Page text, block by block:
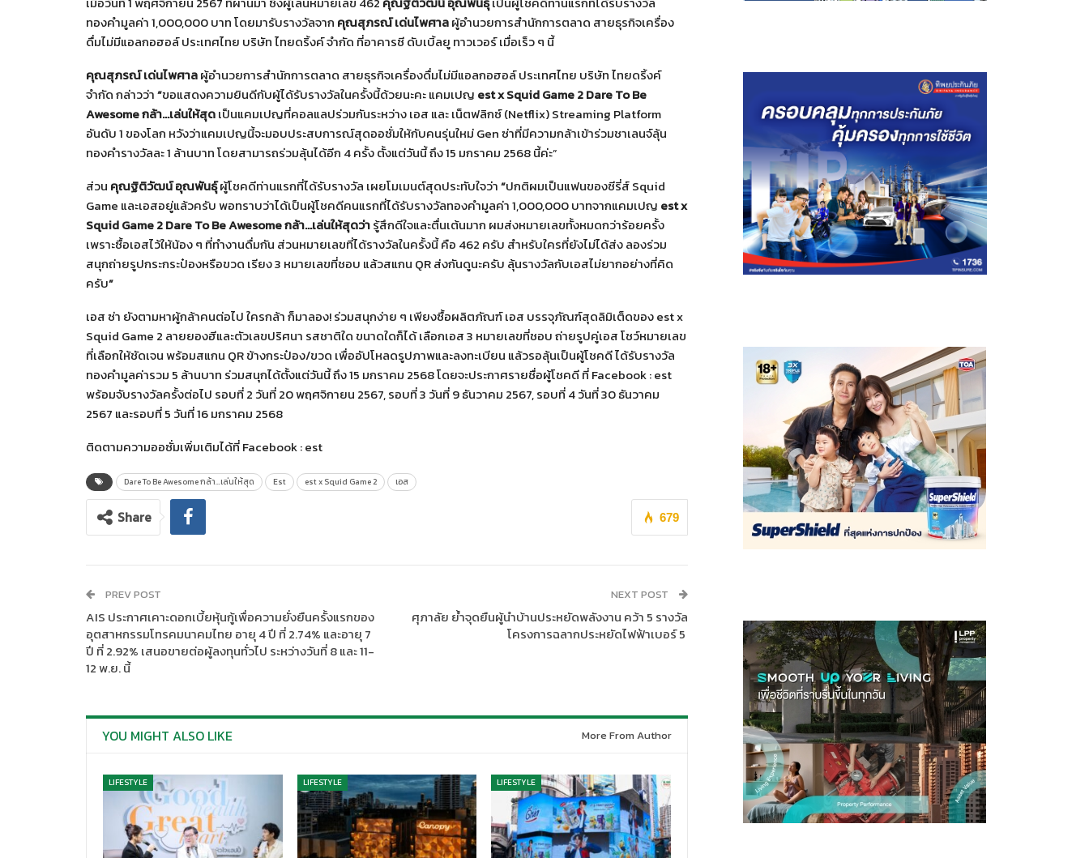
ทองคำมูลค่า 1,000,000 บาท โดยมารับรางวัลจาก คุณสุภรณ์ เด่นไพศาลผู้อำนวยการสำนักการตลาด สายธุรกิจเครื่อง
ดื่มไม่มีแอลกอฮอล์ ประเทศไทย บริษัท ไทยดริ้งค์ จำกัด ที่อาคารซี ดับเบิ้ลยู ทาวเวอร์ เมื่อเร็ว ๆ นี้
คุณสุภรณ์ เด่นไพศาลผู้อำนวยการสำนักการตลาด สายธุรกิจเครื่องดื่มไม่มีแอลกอฮอล์ ประเทศไทย บริษัท ไทยดริ้งค์
จำกัด กล่าวว่า“ขอแสดงความยินดีกับผู้ได้รับรางวัลในครั้งนี้ด้วยนะคะ แคมเปญ est x Squid Game 2 Dare To Be
Awesome กล้า…เล่นให้สุดเป็นแคมเปญที่คอลแลปร่วมกันระหว่าง เอส และ เน็ตฟลิกซ์ (Netflix) Streaming Platform
อันดับ 1 ของโลก หวังว่าแคมเปญนี้จะมอบประสบการณ์สุดออซั่มให้กับคนรุ่นใหม่ Gen ซ่าที่มีความกล้าเข้าร่วมชาเลนจ์ลุ้น
ทองคำรางวัลละ 1 ล้านบาท โดยสามารถร่วมลุ้นได้อีก 4 ครั้ง ตั้งแต่วันนี้ ถึง 15 มกราคม 2568 นี้ค่ะ”
ส่วน คุณฐิติวัฒน์ อุณพันธุ์ผู้โชคดีท่านแรกที่ได้รับรางวัล เผยโมเมนต์สุดประทับใจว่า“ปกติผมเป็นแฟนของซีรี่ส์ Squid
Game และเอสอยู่แล้วครับ พอทราบว่าได้เป็นผู้โชคดีคนแรกที่ได้รับรางวัลทองคำมูลค่า 1,000,000 บาทจากแคมเปญ est x
Squid Game 2 Dare To Be Awesome กล้า…เล่นให้สุดว่ารู้สึกดีใจและตื่นเต้นมาก ผมส่งหมายเลขทั้งหมดกว่าร้อยครั้ง
เพราะซื้อเอสไว้ให้น้อง ๆ ที่ทำงานดื่มกัน ส่วนหมายเลขที่ได้รางวัลในครั้งนี้ คือ 462 ครับ สำหรับใครที่ยังไม่ได้ส่ง ลองร่วม
สนุกถ่ายรูปกระกระป๋องหรือขวด เรียง 3 หมายเลขที่ชอบ แล้วสแกน QR ส่งกันดูนะครับ ลุ้นรางวัลกับเอสไม่ยากอย่างที่คิด
ครับ”
เอส ซ่า ยังตามหาผู้กล้าคนต่อไป ใครกล้า ก็มาลอง! ร่วมสนุกง่าย ๆ เพียงซื้อผลิตภัณฑ์ เอส บรรจุภัณฑ์สุดลิมิเต็ดของ est x
Squid Game 2 ลายยองฮีและตัวเลขปริศนา รสชาติใด ขนาดใดก็ได้ เลือกเอส 3 หมายเลขที่ชอบ ถ่ายรูปคู่เอส โชว์หมายเลข
ที่เลือกให้ชัดเจน พร้อมสแกน QR ข้างกระป๋อง/ขวด เพื่ออัปโหลดรูปภาพและลงทะเบียน แล้วรอลุ้นเป็นผู้โชคดี ได้รับรางวัล
ทองคำมูลค่ารวม 5 ล้านบาท ร่วมสนุกได้ตั้งแต่วันนี้ ถึง 15 มกราคม 2568 โดยจะประกาศรายชื่อผู้โชคดี ที่ Facebook : est
พร้อมจับรางวัลครั้งต่อไป รอบที่ 2 วันที่ 20 พฤศจิกายน 2567, รอบที่ 3 วันที่ 9 ธันวาคม 2567, รอบที่ 4 วันที่ 30 ธันวาคม
2567 และรอบที่ 5 วันที่ 16 มกราคม 2568
ติดตามความออซั่มเพิ่มเติมได้ที่ Facebook : est
Dare To Be Awesome กล้า…เล่นให้สุด Est est x Squid Game 2 เอส
679
Share
PREV POST
AIS ประกาศเคาะดอกเบี้ยหุ้นกู้เพื่อความยั่งยืนครั้งแรกของ
อุตสาหกรรมโทรคมนาคมไทย อายุ 4 ปี ที่ 2.74% และอายุ 7
ปี ที่ 2.92% เสนอขายต่อผู้ลงทุนทั่วไป ระหว่างวันที่ 8 และ 11-
12 พ.ย. นี้
NEXT POST
ศุภาลัย ย้ำจุดยืนผู้นำบ้านประหยัดพลังงาน คว้า 5 รางวัล
โครงการฉลากประหยัดไฟฟ้าเบอร์ 5
YOU MIGHT ALSO LIKE More From Author
LIFESTYLE LIFESTYLE LIFESTYLE